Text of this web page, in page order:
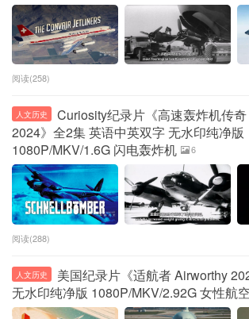
阅读(258)
人文历史
Curiosity纪录片《高速轰炸机传
2024》全2集 英语中英双字 无水印纯净版
1080P/MKV/1.6G 闪电轰炸机
6
阅读(288)
人文历史
美国纪录片《适航者 Airworthy
无水印纯净版 1080P/MKV/2.92G 女性航